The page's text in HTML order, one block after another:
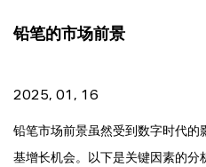
铅笔的市场前景
2025, 01, 16
铅笔市场前景虽然受到数字时代的
基增长机会。以下是关键因素的